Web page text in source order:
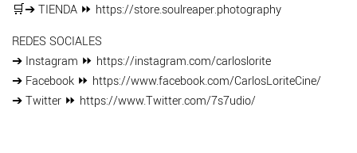
🛒➔ TIENDA ⏩ https://store.soulreaper.photography
REDES SOCIALES
➔ Instagram ⏩ https://instagram.com/carloslorite
➔ Facebook ⏩ https://www.facebook.com/CarlosLoriteCine/
➔ Twitter ⏩ https://www.Twitter.com/7s7udio/